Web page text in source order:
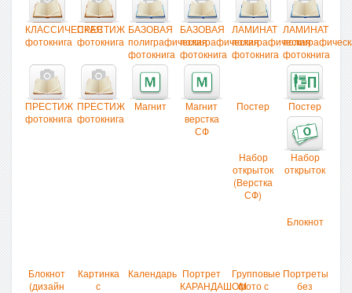
КЛАССИЧЕСКАЯ
фотокнига
ПРЕСТИЖ
фотокнига
БАЗОВАЯ
полиграфическая
фотокнига
БАЗОВАЯ
полиграфическая
фотокнига
ЛАМИНАТ
полиграфическая
фотокнига
ЛАМИНАТ
фотокнига
ПРЕСТИЖ
фотокнига
ПРЕСТИЖ
фотокнига
Магнит
Магнит
верстка
СФ
Постер Постер
Набор
открыток
(Верстка
СФ)
Набор
открыток
Блокнот
Блокнот
(дизайн
Картинка
с
Календарь Портрет
КАРАНДАШОМ
Групповые
фото с
Портреты
без